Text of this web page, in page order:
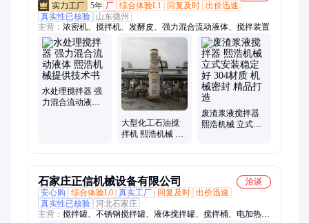
5年 厂 综合体验L1 回复及时 出价迅速
真实性已核验
山东德州
主营： 浓密机、搅拌机、发酵皮、强力混合流动液体、搅拌装置
水处理搅拌器 强
力混合流动液体
大型化工石油搅
拌机 熙浩机械 结
废渣浆液搅拌器
熙浩机械 立式安
石家庄正信机械设备有限公司
洽谈
安心购
综合体验L0 真实工厂 回复及时 出价迅速
真实性已核验 河北石家庄
主营： 搅拌罐、不锈钢搅拌罐、液体搅拌罐、搅拌桶、电加热搅